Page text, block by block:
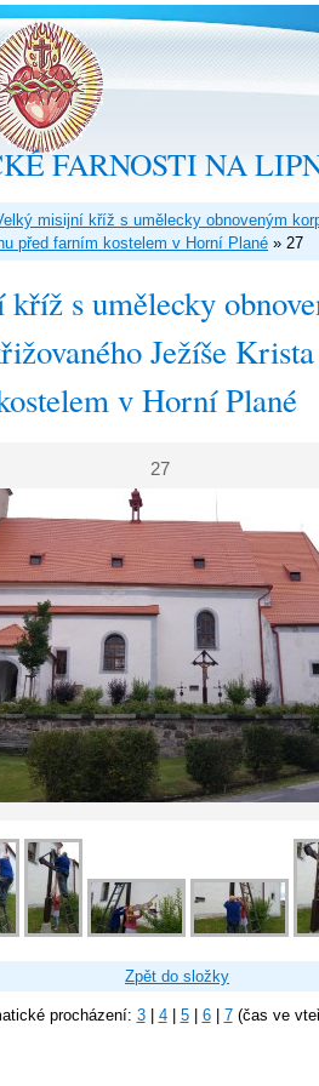
FARNOSTI NA
misijní kříž s umělecky obnoveným
před farním kostelem v Horní Plané » 27
s umělecky
Ježíše
v Horní Plané
27
Zpět do složky
procházení: 3| 4| 5| 6| 7(čas ve